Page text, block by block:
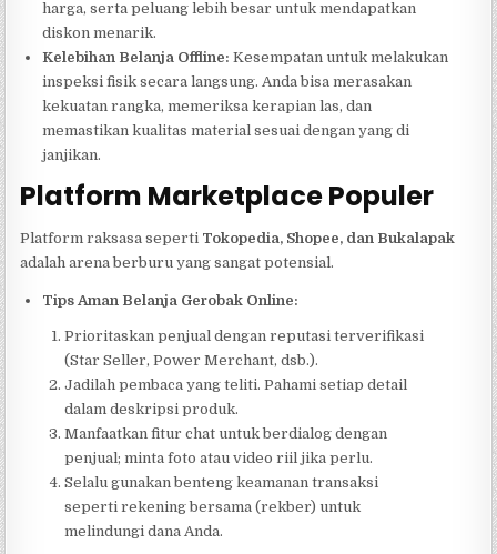
harga, serta peluang lebih besar untuk mendapatkan
diskon menarik.
Kelebihan Belanja Offline: Kesempatan untuk melakukan
inspeksi fisik secara langsung. Anda bisa merasakan
kekuatan rangka, memeriksa kerapian las, dan
memastikan kualitas material sesuai dengan yang di
janjikan.
Platform Marketplace Populer
Platform raksasa seperti Tokopedia, Shopee, dan Bukalapak
adalah arena berburu yang sangat potensial.
Tips Aman Belanja Gerobak Online:
Prioritaskan penjual dengan reputasi terverifikasi
(Star Seller, Power Merchant, dsb.).
Jadilah pembaca yang teliti. Pahami setiap detail
dalam deskripsi produk.
Manfaatkan fitur chat untuk berdialog dengan
penjual; minta foto atau video riil jika perlu.
Selalu gunakan benteng keamanan transaksi
seperti rekening bersama (rekber) untuk
melindungi dana Anda.